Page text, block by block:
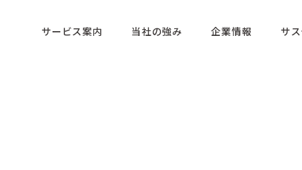
サービス案内 当社の強み 企業情報 サ